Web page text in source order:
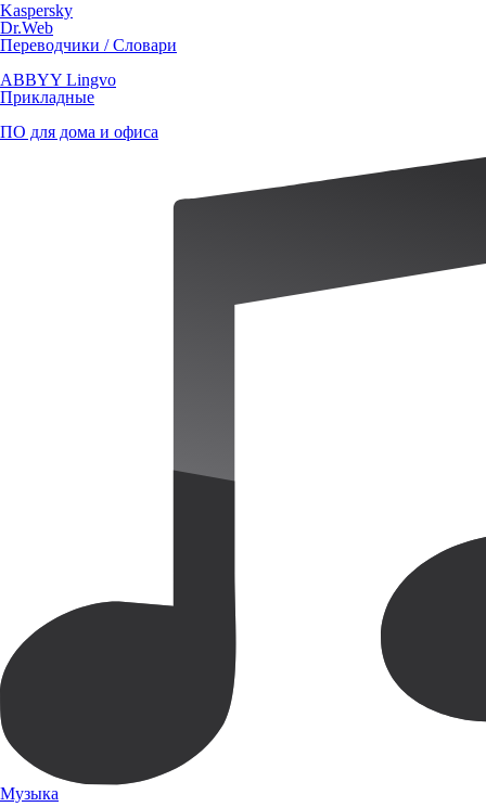
Kaspersky
Dr.Web
Переводчики / Словари
ABBYY Lingvo
Прикладные
ПО для дома и офиса
Музыка